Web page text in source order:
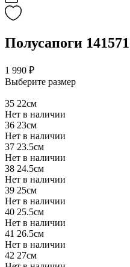
Полусапоги
1 990 ₽
Выберите размер
35 22см
Нет в наличии
36 23см
Нет в наличии
37 23.5см
Нет в наличии
38 24.5см
Нет в наличии
39 25см
Нет в наличии
40 25.5см
Нет в наличии
41 26.5см
Нет в наличии
42 27см